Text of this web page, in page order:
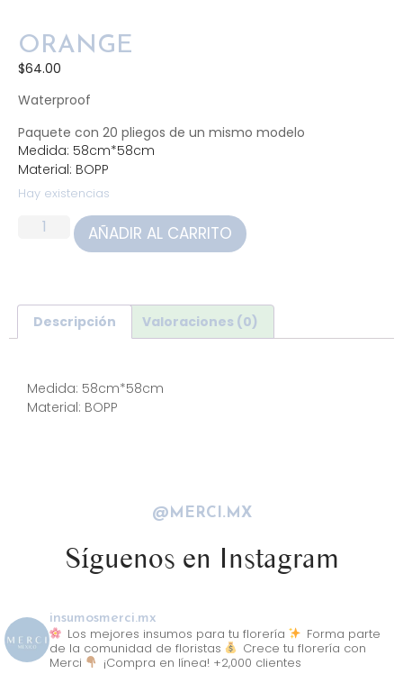
ORANGE
$64.00
Waterproof
Paquete con 20 pliegos de un mismo modelo
Medida: 58cm*58cm
Material: BOPP
Hay existencias
AÑADIR AL CARRITO
Descripción Valoraciones (0)
Medida: 58cm*58cm
Material: BOPP
@MERCI.MX
Síguenos en Instagram
insumosmerci.mx
Los mejores insumos para tu florería
Forma parte
de la comunidad de floristas
Crece tu florería con
Merci
¡Compra en línea! +2,000 clientes